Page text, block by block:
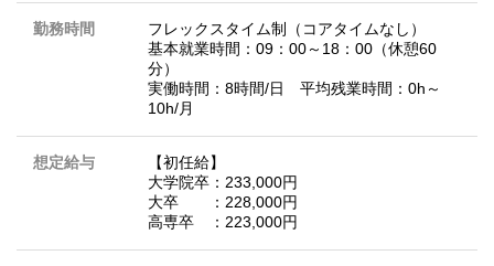
勤務時間
フレックスタイム制（コアタイムなし）
基本就業時間：09：00～18：00（休憩60
分）
実働時間：8時間/日 平均残業時間：0h～
10h/月
想定給与
【初任給】
大学院卒：233,000円
大卒 ：228,000円
高専卒 ：223,000円